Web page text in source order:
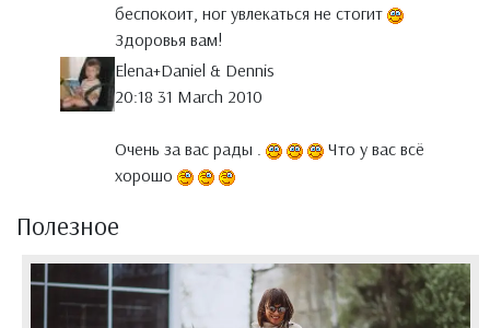
беспокоит, ног увлекаться не стогит
Здоровья вам!
Elena+Daniel & Dennis
20:18 31 March 2010
Очень за вас рады .
Что у вас всё
хорошо
Полезное